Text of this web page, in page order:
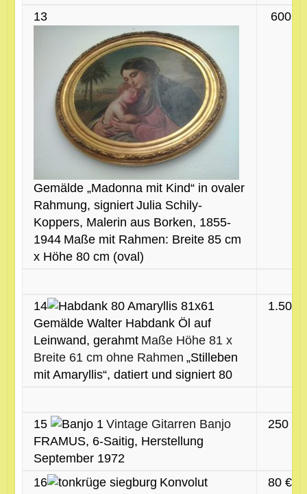
13
Gemälde „Madonna mit Kind“ in ovaler
Rahmung, signiert Julia Schily-
Koppers, Malerin aus Borken, 1855-
1944 Maße mit Rahmen: Breite 85 cm
x Höhe 80 cm (oval)
600 €
14
Gemälde Walter HabdankÖl auf
Leinwand, gerahmt Maße Höhe 81 x
Breite 61 cm ohne Rahmen „Stilleben
mit Amaryllis“, datiert und signiert 80
1.500
15
Vintage Gitarren Banjo
FRAMUS, 6-Saitig, Herstellung
September 1972
250 €
16
Konvolut
80 €